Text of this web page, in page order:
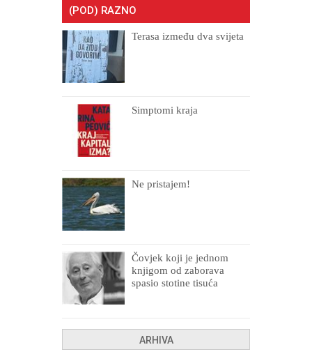
(POD) RAZNO
Terasa između dva svijeta
Simptomi kraja
Ne pristajem!
Čovjek koji je jednom
knjigom od zaborava
spasio stotine tisuća
ARHIVA